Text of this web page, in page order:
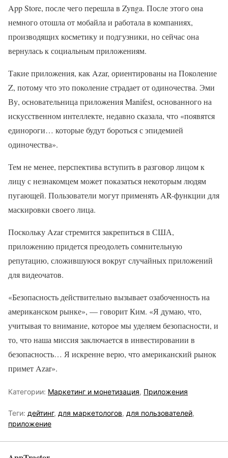
App Store, после чего перешла в Zynga. После этого она
немного отошла от мобайла и работала в компаниях,
производящих косметику и подгузники, но сейчас она
вернулась к социальным приложениям.
Такие приложения, как Azar, ориентированы на Поколение
Z, потому что это поколение страдает от одиночества. Эми
Ву, основательница приложения Manifest, основанного на
искусственном интеллекте, недавно сказала, что «появятся
единороги… которые будут бороться с эпидемией
одиночества».
Тем не менее, перспектива вступить в разговор лицом к
лицу с незнакомцем может показаться некоторым людям
пугающей. Пользователи могут применять AR-функции для
маскировки своего лица.
Поскольку Azar стремится закрепиться в США,
приложению придется преодолеть сомнительную
репутацию, сложившуюся вокруг случайных приложений
для видеочатов.
«Безопасность действительно вызывает озабоченность на
американском рынке», — говорит Ким. «Я думаю, что,
учитывая то внимание, которое мы уделяем безопасности, и
то, что наша миссия заключается в инвестировании в
безопасность… Я искренне верю, что американский рынок
примет Azar».
Категории: Маркетинг и монетизация, Приложения
Теги: дейтинг, для маркетологов, для пользователей,
приложение